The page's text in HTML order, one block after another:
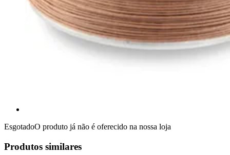
EsgotadoO produto já não é oferecido na nossa loja
Produtos similares